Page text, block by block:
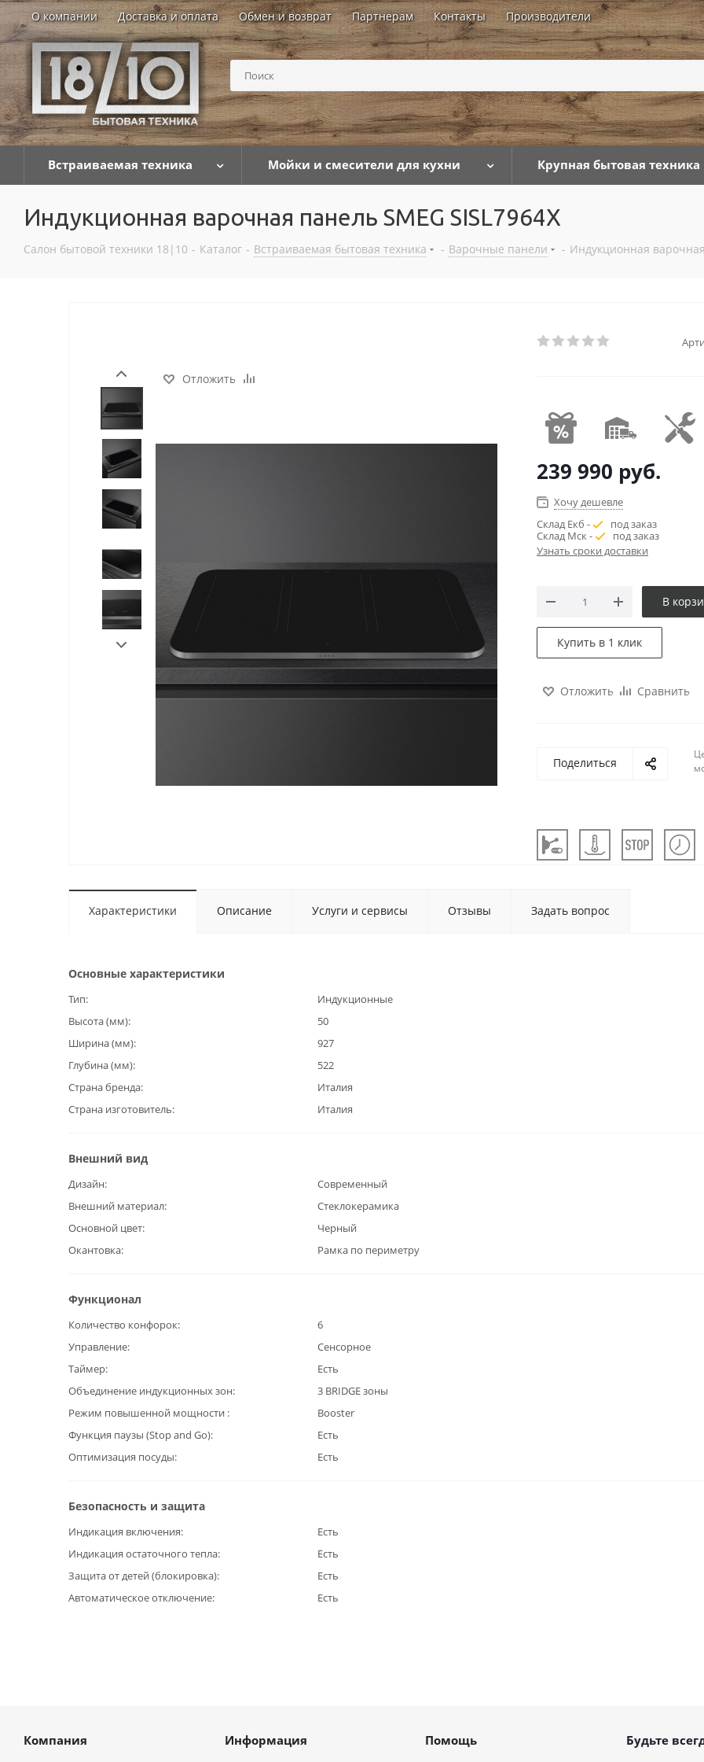
О компании Доставка и оплата Обмен и возврат Партнерам Контакты Производители ...
Встраиваемая техника Мойки и смесители для кухни Крупная бытовая техника
Индукционная варочная панель SMEG SISL7964X
Салон бытовой техники 18|10 - Каталог - Встраиваемая бытовая техника - Варочные панели - Индукционная
Отложить
239 990 руб.
Хочу дешевле
Склад Екб -
под заказ
Склад Мск -
под заказ
Узнать сроки доставки
В
Купить в 1 клик
Отложить Сравнить
Поделиться
Характеристики Описание Услуги и сервисы Отзывы Задать вопрос
Основные характеристики
Тип
Индукционные
Высота (мм)
50
Ширина (мм)
927
Глубина (мм)
522
Страна бренда
Италия
Страна изготовитель
Италия
Внешний вид
Дизайн
Современный
Внешний материал
Стеклокерамика
Основной цвет
Черный
Окантовка
Рамка по периметру
Функционал
Количество конфорок
6
Управление
Сенсорное
Таймер
Есть
Объединение индукционных зон
3 BRIDGE зоны
Режим повышенной мощности
Booster
Функция паузы (Stop and Go)
Есть
Оптимизация посуды
Есть
Безопасность и защита
Индикация включения
Есть
Индикация остаточного тепла
Есть
Защита от детей (блокировка)
Есть
Автоматическое отключение
Есть
Компания Информация Помощь Будьте